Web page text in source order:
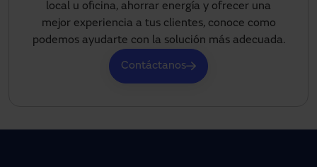
local u oficina, ahorrar energía y ofrecer una
mejor experiencia a tus clientes, conoce como
podemos ayudarte con la solución más adecuada.
Contáctanos